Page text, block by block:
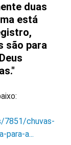
duas
está
são para
7851/chuvas-
para-a...